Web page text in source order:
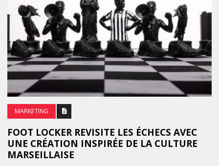
MARKETING
FOOT LOCKER REVISITE LES ÉCHECS AVEC
UNE CRÉATION INSPIRÉE DE LA CULTURE
MARSEILLAISE